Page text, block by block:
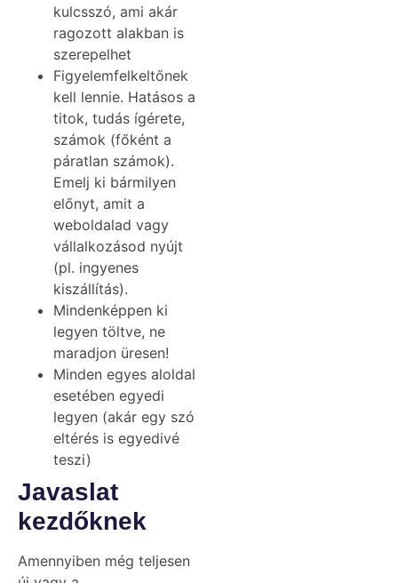
kulcsszó, ami akár
ragozott alakban is
szerepelhet
Figyelemfelkeltőnek
kell lennie. Hatásos a
titok, tudás ígérete,
számok (főként a
páratlan számok).
Emelj ki bármilyen
előnyt, amit a
weboldalad vagy
vállalkozásod nyújt
(pl. ingyenes
kiszállítás).
Mindenképpen ki
legyen töltve, ne
maradjon üresen!
Minden egyes aloldal
esetében egyedi
legyen (akár egy szó
eltérés is egyedivé
teszi)
Javaslat
kezdőknek
Amennyiben még teljesen